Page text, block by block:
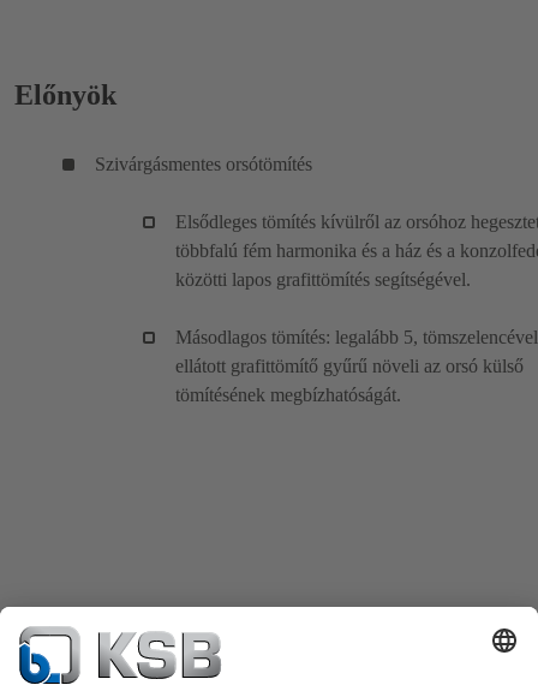
Előnyök
Szivárgásmentes orsótömítés
Elsődleges tömítés kívülről az orsóhoz
többfalú fém harmonika és a ház és a
közötti lapos grafittömítés segítségével.
Másodlagos tömítés: legalább 5, tömszelencével
ellátott grafittömítő gyűrű növeli az orsó külső
tömítésének megbízhatóságát.